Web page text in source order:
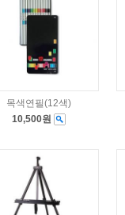
목색연필(12색)
10,500원